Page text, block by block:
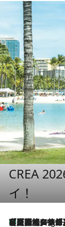
CREA
イ！
1 Hour Ago
【厳選旅コスメ】「多機能アイテムがメイン！」旅好き美容エディターが選んだ夏旅ベストコスメを発表【Mサイズジップ】